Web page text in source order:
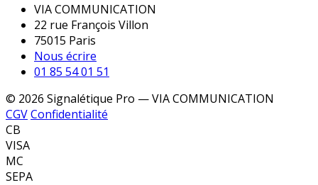
VIA COMMUNICATION
22 rue François Villon
75015 Paris
Nous écrire
01 85 54 01 51
© 2026 Signalétique Pro — VIA COMMUNICATION
CGVConfidentialité
CB
VISA
MC
SEPA